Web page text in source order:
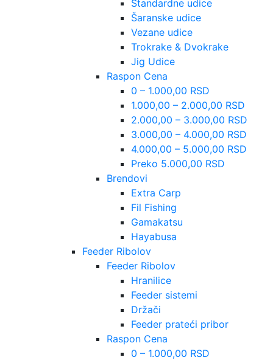
Standardne udice
Šaranske udice
Vezane udice
Trokrake & Dvokrake
Jig Udice
Raspon Cena
0 – 1.000,00 RSD
1.000,00 – 2.000,00 RSD
2.000,00 – 3.000,00 RSD
3.000,00 – 4.000,00 RSD
4.000,00 – 5.000,00 RSD
Preko 5.000,00 RSD
Brendovi
Extra Carp
Fil Fishing
Gamakatsu
Hayabusa
Feeder Ribolov
Feeder Ribolov
Hranilice
Feeder sistemi
Držači
Feeder prateći pribor
Raspon Cena
0 – 1.000,00 RSD